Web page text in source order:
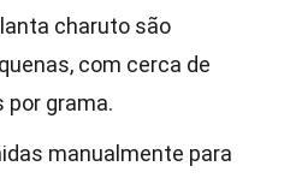
charuto são
com cerca de
por grama.
manualmente para